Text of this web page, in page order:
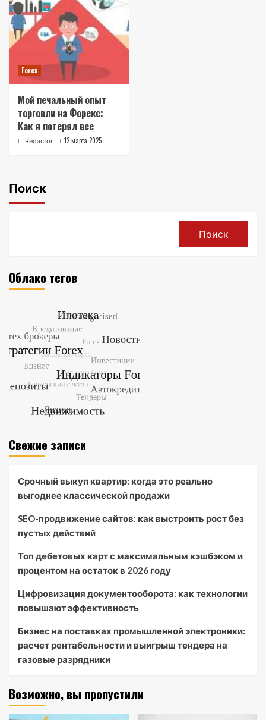
Forex
Мой печальный опыт
торговли на Форекс:
Как я потерял все
Redactor 12 марта 2025
Поиск
Поиск
Облако тегов
Свежие записи
Срочный выкуп квартир: когда это реально
выгоднее классической продажи
SEO-продвижение сайтов: как выстроить рост без
пустых действий
Топ дебетовых карт с максимальным кэшбэком и
процентом на остаток в 2026 году
Цифровизация документооборота: как технологии
повышают эффективность
Бизнес на поставках промышленной электроники:
расчет рентабельности и выигрыш тендера на
газовые разрядники
Возможно, вы пропустили